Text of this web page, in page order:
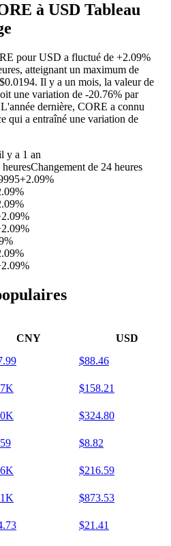
à USD Tableau
pour USD a fluctué de +2.09%
atteignant un maximum de
Il y a un mois, la valeur de
une variation de -20.76% par
dernière, CORE a connu
qui a entraîné une variation de
y a 1 an
Changement de 24 heures
+2.09%
CNY USD
$88.46
$158.21
$324.80
$8.82
$216.59
$873.53
$21.41